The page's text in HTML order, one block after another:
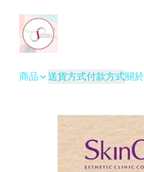
商品 送貨方式付款方式關